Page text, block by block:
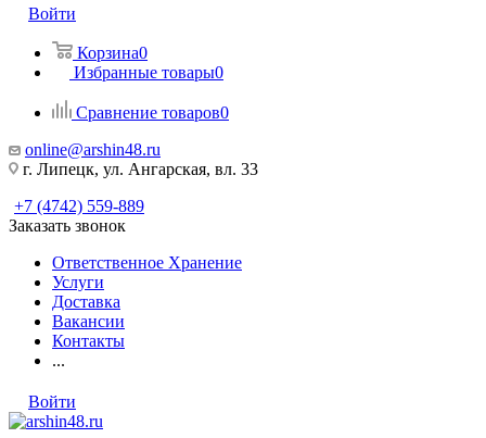
Войти
Корзина0
Избранные товары0
Сравнение товаров0
online@arshin48.ru
г. Липецк, ул. Ангарская, вл. 33
+7 (4742) 559-889
Заказать звонок
Ответственное Хранение
Услуги
Доставка
Вакансии
Контакты
...
Войти